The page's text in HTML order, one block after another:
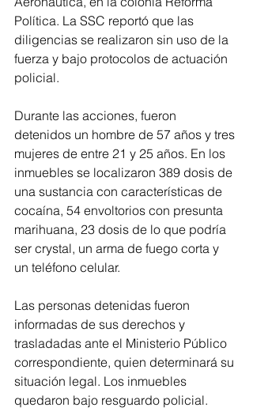
Política. La SSC reportó que las
diligencias se realizaron sin uso de la
fuerza y bajo protocolos de actuación
policial.
Durante las acciones, fueron
detenidos un hombre de 57 años y tres
mujeres de entre 21 y 25 años. En los
inmuebles se localizaron 389 dosis de
una sustancia con características de
cocaína, 54 envoltorios con presunta
marihuana, 23 dosis de lo que podría
ser crystal, un arma de fuego corta y
un teléfono celular.
Las personas detenidas fueron
informadas de sus derechos y
trasladadas ante el Ministerio Público
correspondiente, quien determinará su
situación legal. Los inmuebles
quedaron bajo resguardo policial.